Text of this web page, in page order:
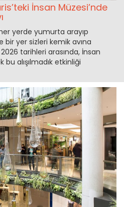
İnsan Müzesi’nde
yerde yumurta arayıp
yer sizleri kemik avına
tarihleri arasında, İnsan
alışılmadık etkinliği